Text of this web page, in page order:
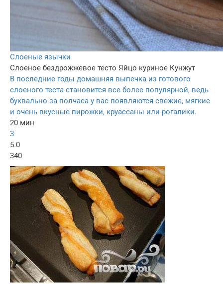
Слоеные язычки
Слоеное бездрожжевое тесто Яйцо куриное Кунжут
В последние годы домашняя выпечка из готового
слоеного теста становится все более популярной, ведь
буквально за полчаса у вас появляются свежие, мягкие
и очень вкусные пирожки, круассаны или рогалики.
20 мин
3
5.0
340